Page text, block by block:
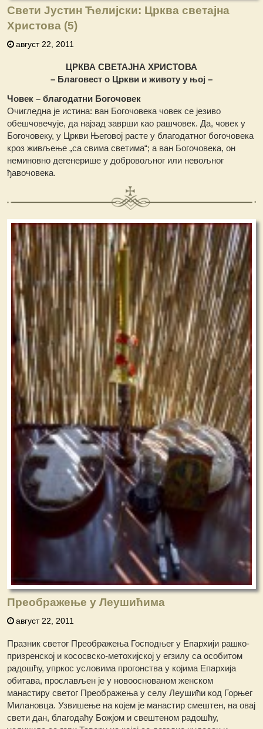
Свети Јустин Ћелијски: Црква светајна
Христова (5)
август 22, 2011
ЦРКВА СВЕТАЈНА ХРИСТОВА
– Благовест о Цркви и животу у њој –
Човек – благодатни Богочовек
Очигледна је истина: ван Богочовека човек се језиво
обешчовечује, да најзад заврши као рашчовек. Да, човек у
Богочовеку, у Цркви Његовој расте у благодатног богочовека
кроз живљење „са свима светима“; а ван Богочовека, он
неминовно дегенерише у добровољног или невољног
ђавочовека.
Преображење у Леушићима
август 22, 2011
Празник светог Преображења Господњег у Епархији рашко-
призренској и кососвско-метохијској у егзилу са особитом
радoшћу, упркос условима прогонства у којима Епархија
обитава, прослављен је у новооснованом женском
манастиру светог Преображења у селу Леушићи код Горњег
Милановца. Узвишење на којем је манастир смештен, на овај
свети дан, благодаћу Божјом и свештеном радошћу,